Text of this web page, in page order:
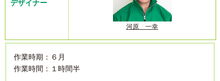
デザイナー
河原 一幸
作業時期：６月
作業時間：１時間半